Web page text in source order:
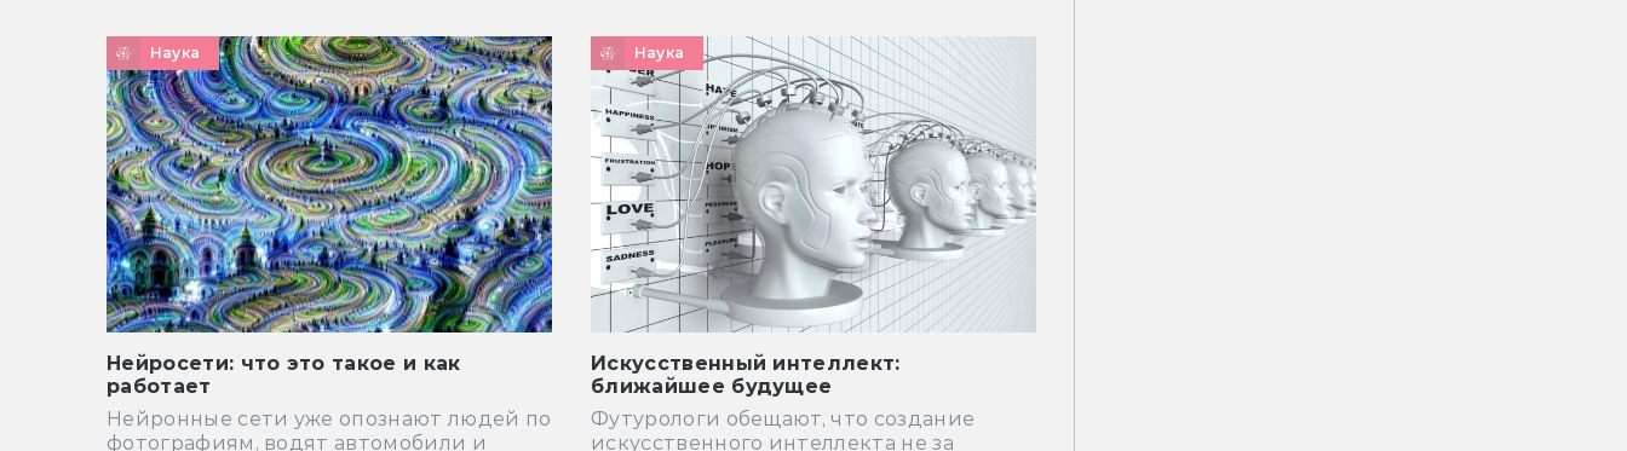
Наука
Нейросети: что это такое и как
работает
Нейронные сети уже опознают людей по
фотографиям, водят автомобили и
Наука
Искусственный интеллект:
ближайшее будущее
Футурологи обещают, что создание
искусственного интеллекта не за